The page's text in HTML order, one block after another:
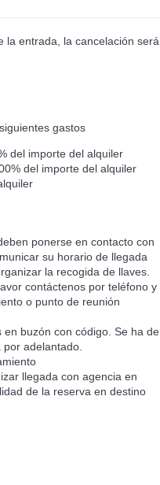
la entrada, la cancelación será
gastos
del importe del alquiler
del importe del alquiler
ponerse en contacto con
su horario de llegada
la recogida de llaves.
contáctenos por teléfono y
o punto de reunión
buzón con código. Se ha de
adelantado.
llegada con agencia en
de la reserva en destino